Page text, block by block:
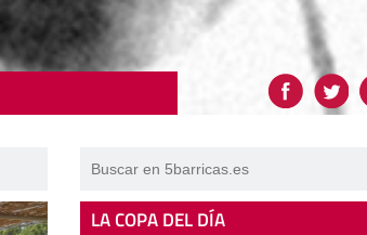
LA COPA DEL DÍA